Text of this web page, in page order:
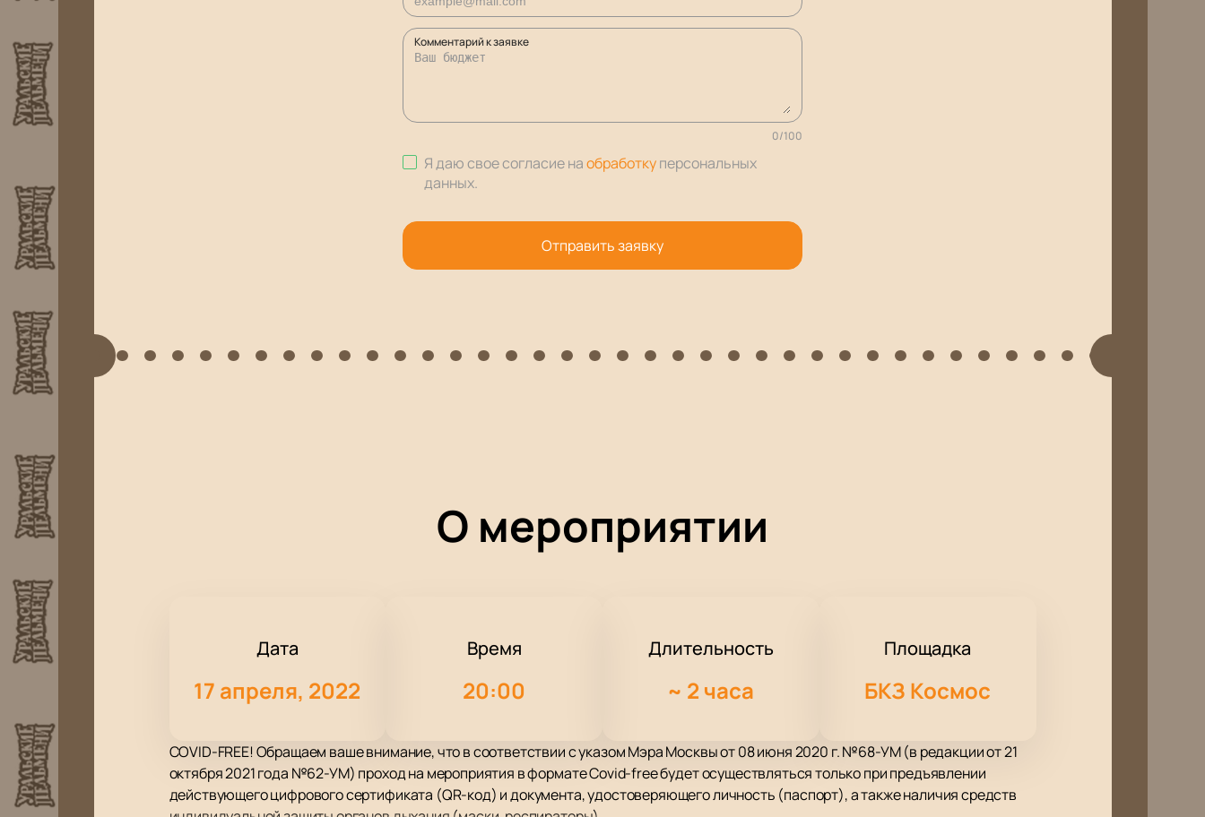
Комментарий к заявке
0/100
Я даю свое согласие наобработкуперсональных
данных.
Отправить заявку
О мероприятии
Дата
17 апреля, 2022
Время
20:00
Длительность
~ 2 часа
Площадка
БКЗ Космос
COVID-FREE! Обращаем ваше внимание, что в соответствии с указом Мэра Москвы от 08 июня 2020 г. №68-УМ (в редакции от 21
октября 2021 года №62-УМ) проход на мероприятия в формате Covid-free будет осуществляться только при предъявлении
действующего цифрового сертификата (QR-код) и документа, удостоверяющего личность (паспорт), а также наличия средств